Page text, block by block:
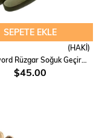
SEPETE EKLE
(HAKİ)
$45.00